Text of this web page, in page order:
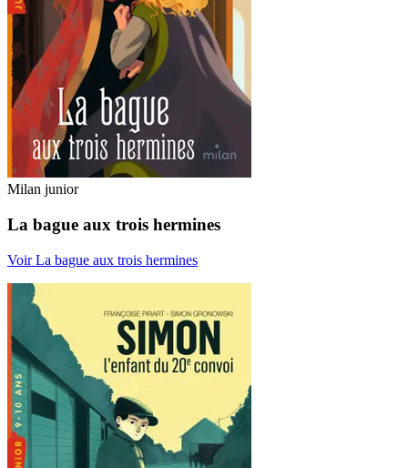
Milan junior
La bague aux trois hermines
Voir La bague aux trois hermines